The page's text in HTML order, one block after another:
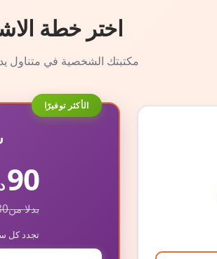
اختر خطة
مكتبتك الشخصية في متناول
الأكثر توفيرًا
90
بدلا من
تجدد كل